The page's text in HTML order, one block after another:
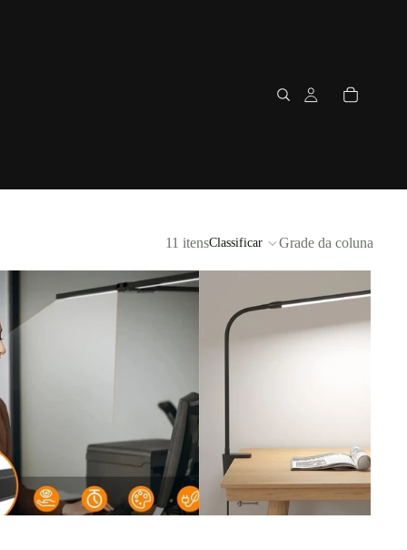
11 itensClassificar Grade da coluna